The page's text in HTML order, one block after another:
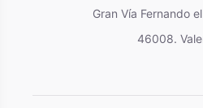
Gran Vía Fernando
46008.